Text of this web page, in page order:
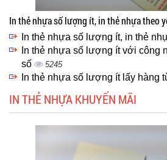
In thẻ nhựa số lượng ít, in thẻ nhựa theo
In thẻ nhựa số lượng ít, in thẻ
In thẻ nhựa số lượng ít với công
số
5245
In thẻ nhựa số lượng ít lấy hàng
IN THẺ NHỰA KHUYẾN MÃI